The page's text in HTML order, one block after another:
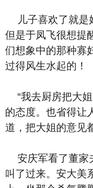
儿子喜欢了就是
但是于凤飞很想提
们想象中的那种寡
过得风生水起的！
“我去厨房把大
的态度。也省得让
道，把大姐的意见
安庆军看了董家
叫了过来。安大美